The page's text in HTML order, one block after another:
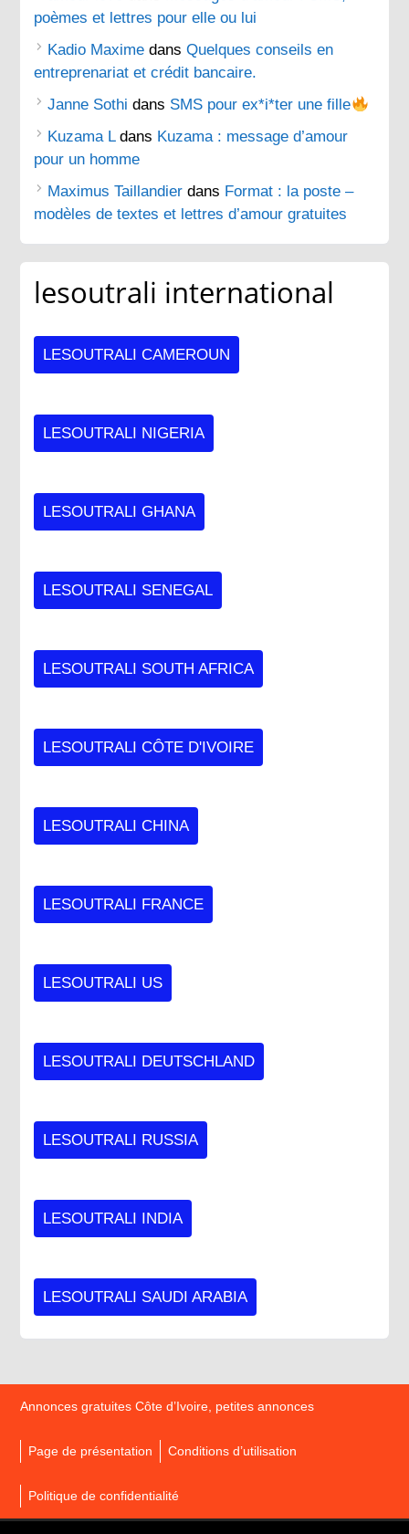
poèmes et lettres pour elle ou lui
Kadio Maxime dansQuelques conseils en
entreprenariat et crédit bancaire.
Janne Sothi dans SMS pour ex*i*ter une fille
Kuzama Ldans Kuzama : message d’amour
pour un homme
Maximus Taillandier dans Format : la poste –
modèles de textes et lettres d’amour gratuites
lesoutrali international
LESOUTRALI CAMEROUN
LESOUTRALI NIGERIA
LESOUTRALI GHANA
LESOUTRALI SENEGAL
LESOUTRALI SOUTH AFRICA
LESOUTRALI CÔTE D'IVOIRE
LESOUTRALI CHINA
LESOUTRALI FRANCE
LESOUTRALI US
LESOUTRALI DEUTSCHLAND
LESOUTRALI RUSSIA
LESOUTRALI INDIA
LESOUTRALI SAUDI ARABIA
Annonces gratuites Côte d’Ivoire, petites annonces
Page de présentation Conditions d’utilisation
Politique de confidentialité